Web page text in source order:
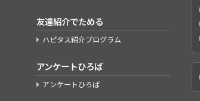
友達紹介でためる
ハピタス紹介プログラム
アンケートひろば
アンケートひろば